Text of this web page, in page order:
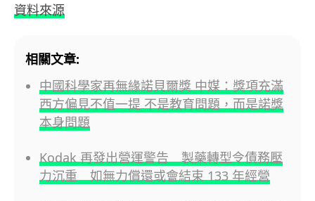
資料來源
相關文章:
中國科學家再無緣諾貝爾獎 中媒：獎項充滿
西方偏見不值一提 不是教育問題，而是諾獎
本身問題
Kodak 再發出營運警告 製藥轉型令債務壓
力沉重 如無力償還或會結束 133 年經營